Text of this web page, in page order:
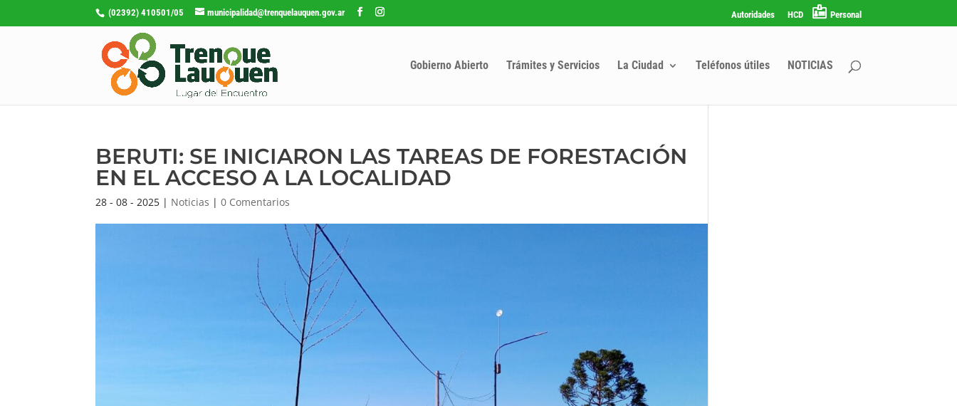
(02392) 410501/05 municipalidad@trenquelauquen.gov.ar Autoridades HCD Personal
Gobierno Abierto Trámites y Servicios La Ciudad Teléfonos útiles NOTICIAS
BERUTI: SE INICIARON LAS TAREAS DE FORESTACIÓN
EN EL ACCESO A LA LOCALIDAD
28 - 08 - 2025 | Noticias |0 Comentarios